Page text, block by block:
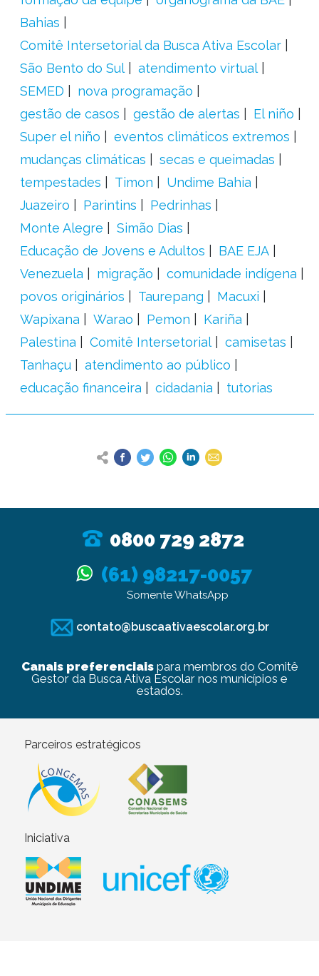
Bahias
Comitê Intersetorial da Busca Ativa Escolar
São Bento do Sul
atendimento virtual
SEMED
nova programação
gestão de casos
gestão de alertas
El niño
Super el niño
eventos climáticos extremos
mudanças climáticas
secas e queimadas
tempestades
Timon
Undime Bahia
Juazeiro
Parintins
Pedrinhas
Monte Alegre
Simão Dias
Educação de Jovens e Adultos
BAE EJA
Venezuela
migração
comunidade indígena
povos originários
Taurepang
Macuxi
Wapixana
Warao Pemon
Kariña
Palestina
Comitê Intersetorial
camisetas
Tanhaçu
atendimento ao público
educação financeira
cidadania tutorias
0800 729 2872
(61) 98217-0057
Somente WhatsApp
contato@buscaativaescolar.org.br
Canais preferenciaispara membros do Comitê
Gestor da Busca Ativa Escolar nos municípios e
estados.
Parceiros estratégicos
Iniciativa